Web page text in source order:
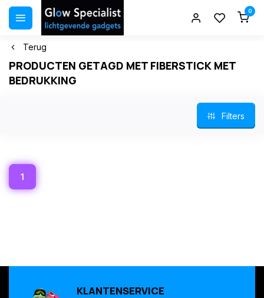
0
Terug
PRODUCTEN GETAGD MET FIBERSTICK MET
BEDRUKKING
Filters
1
KLANTENSERVICE